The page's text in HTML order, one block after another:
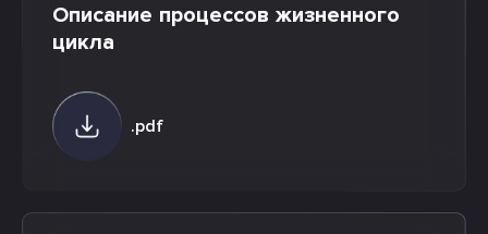
Описание процессов жизненного
цикла
.pdf